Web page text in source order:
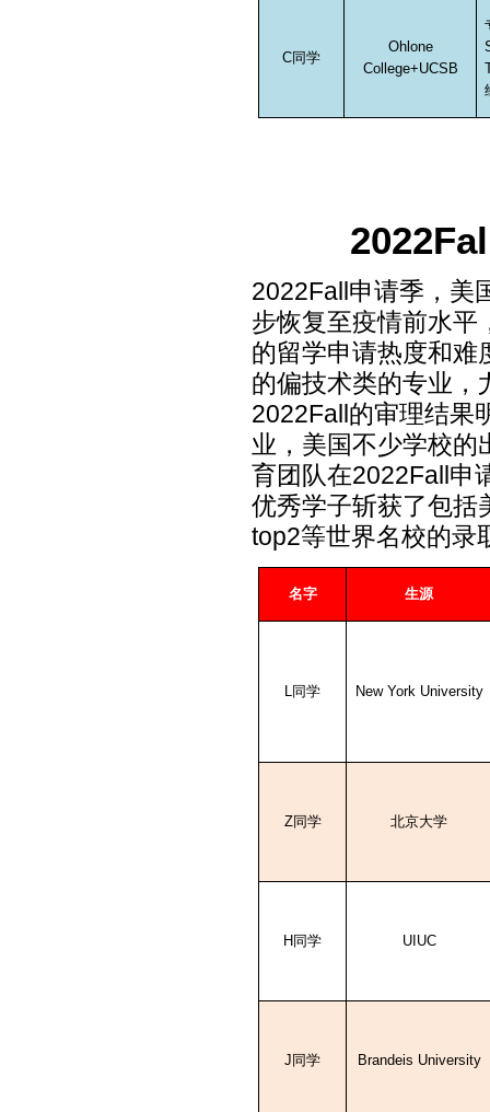
C同学
Ohlone
College+UCSB
2022Fall申请季，美
步恢复至疫情前水平
的留学申请热度和难
的偏技术类的专业，
2022Fall的审理结果
业，美国不少学校的
育团队在2022Fall申
优秀学子斩获了包括
top2等世界名校的录
名字 生源
L同学 New York University
Z同学 北京大学
H 同学 UIUC
J 同学 Brandeis University